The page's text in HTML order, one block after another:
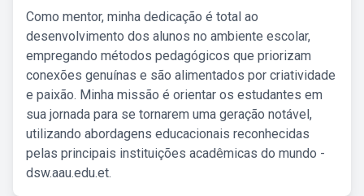
Como mentor, minha dedicação é total ao
desenvolvimento dos alunos no ambiente escolar,
empregando métodos pedagógicos que priorizam
conexões genuínas e são alimentados por criatividade
e paixão. Minha missão é orientar os estudantes em
sua jornada para se tornarem uma geração notável,
utilizando abordagens educacionais reconhecidas
pelas principais instituições acadêmicas do mundo -
dsw.aau.edu.et.